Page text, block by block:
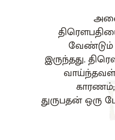
இருந்தது.
வாய்ந்தவள்
துருபதன் ஒரு